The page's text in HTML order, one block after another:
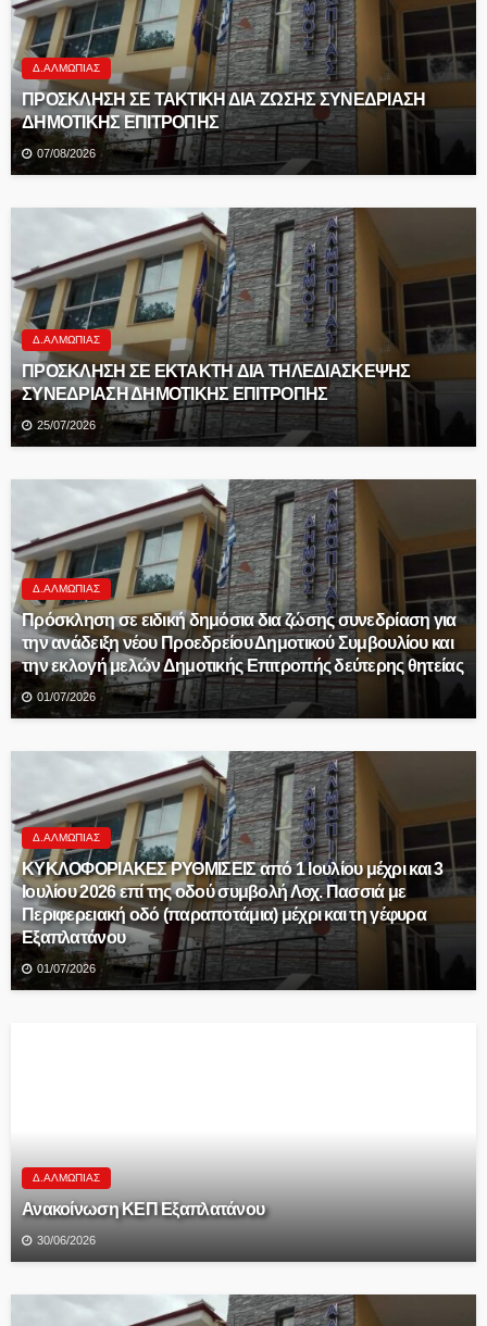
Δ.ΑΛΜΩΠΊΑΣ
ΠΡΟΣΚΛΗΣΗ ΣΕ ΤΑΚΤΙΚΗ ΔΙΑ ΖΩΣΗΣ ΣΥΝΕΔΡΙΑΣΗ
ΔΗΜΟΤΙΚΗΣ ΕΠΙΤΡΟΠΗΣ
07/08/2026
Δ.ΑΛΜΩΠΊΑΣ
ΠΡΟΣΚΛΗΣΗ ΣΕ EKTAKTH ΔΙΑ ΤΗΛΕΔΙΑΣΚΕΨΗΣ
ΣΥΝΕΔΡΙΑΣΗ ΔΗΜΟΤΙΚΗΣ ΕΠΙΤΡΟΠΗΣ
25/07/2026
Δ.ΑΛΜΩΠΊΑΣ
Πρόσκληση σε ειδική δημόσια δια ζώσης συνεδρίαση για
την ανάδειξη νέου Προεδρείου Δημοτικού Συμβουλίου και
την εκλογή μελών Δημοτικής Επιτροπής δεύτερης θητείας
01/07/2026
Δ.ΑΛΜΩΠΊΑΣ
ΚΥΚΛΟΦΟΡΙΑΚΕΣ ΡΥΘΜΙΣΕΙΣ από 1 Ιουλίου μέχρι και 3
Ιουλίου 2026 επί της οδού συμβολή Λοχ. Πασσιά με
Περιφερειακή οδό (παραποτάμια) μέχρι και τη γέφυρα
Εξαπλατάνου
01/07/2026
Δ.ΑΛΜΩΠΊΑΣ
Ανακοίνωση ΚΕΠ Εξαπλατάνου
30/06/2026